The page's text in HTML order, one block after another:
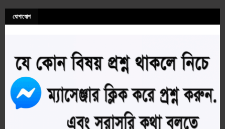
যোগাযোগ